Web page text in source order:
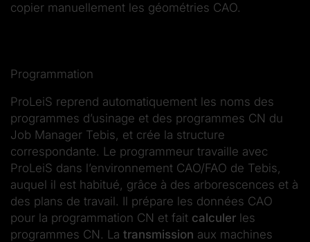
copier manuellement les géométries CAO.
Programmation
ProLeiS reprend automatiquement les noms des
programmes d’usinage et des programmes CN du
Job Manager Tebis, et crée la structure
correspondante. Le programmeur travaille avec
ProLeiS dans l’environnement CAO/FAO de Tebis,
auquel il est habitué, grâce à des arborescences et à
des plans de travail. Il prépare les données CAO
pour la programmation CN et fait calculer les
programmes CN. La transmission aux machines